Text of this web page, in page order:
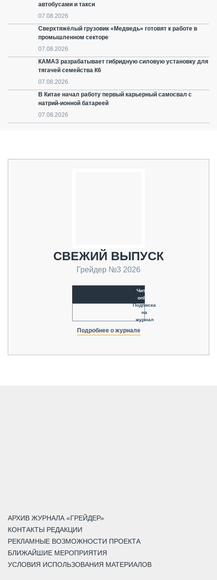
автобусами и такси
07.08.2026
Сверхтяжёлый грузовик «Медведь» готовят к работе в
промышленном секторе
07.08.2026
КАМАЗ разрабатывает гибридную силовую установку для
тягачей семейства К6
07.08.2026
В Китае начал работу первый карьерный самосвал с
натрий-ионной батареей
07.08.2026
СВЕЖИЙ ВЫПУСК
Грейдер №3 2026
Читать
online
Подписка
на
журнал
Подробнее о журнале
АРХИВ ЖУРНАЛА «ГРЕЙДЕР»
КОНТАКТЫ РЕДАКЦИИ
РЕКЛАМНЫЕ ВОЗМОЖНОСТИ ПРОЕКТА
БЛИЖАЙШИЕ МЕРОПРИЯТИЯ
УСЛОВИЯ ИСПОЛЬЗОВАНИЯ МАТЕРИАЛОВ